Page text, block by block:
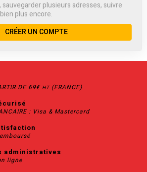
plusieurs adresses, suivre
plus encore.
CRÉER UN COMPTE
DE 69€ HT(FRANCE)
: Visa & Mastercard
administratives
ligne